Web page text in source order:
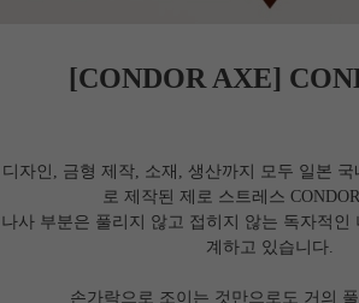
[CONDOR AXE]
디자인, 금형 제작, 소재, 생산까지 모두 일본
로 제작된 제로 스트레스
나사 부분은 풀리지 않고 접히지 않는 독자적인
계하고 있습니다.
손가락으로 조이는 것만으로도 거의